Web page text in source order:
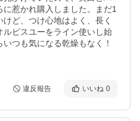
惹かれ購入しました。まだ1
ど、つけ心地はよく、長く
ビスユーをライン使いし始
つも気になる乾燥もなく！
違反報告 いいね 0